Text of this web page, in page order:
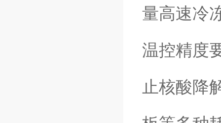
量高速冷
温控精度
止核酸降